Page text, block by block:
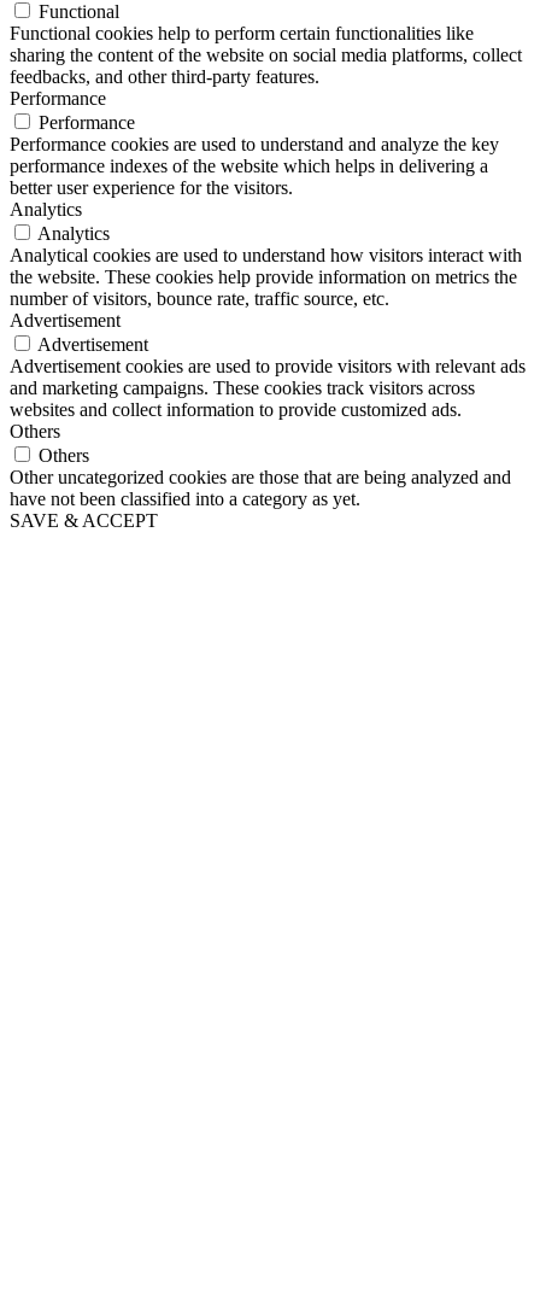
Functional
Functional cookies help to perform certain functionalities like
sharing the content of the website on social media platforms, collect
feedbacks, and other third-party features.
Performance
Performance
Performance cookies are used to understand and analyze the key
performance indexes of the website which helps in delivering a
better user experience for the visitors.
Analytics
Analytics
Analytical cookies are used to understand how visitors interact with
the website. These cookies help provide information on metrics the
number of visitors, bounce rate, traffic source, etc.
Advertisement
Advertisement
Advertisement cookies are used to provide visitors with relevant ads
and marketing campaigns. These cookies track visitors across
websites and collect information to provide customized ads.
Others
Others
Other uncategorized cookies are those that are being analyzed and
have not been classified into a category as yet.
SAVE & ACCEPT